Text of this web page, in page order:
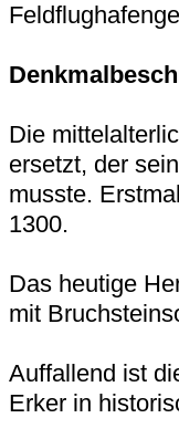
Die
ersetzt, der
musste.
1300.
Das heutige
mit
Auffallend ist
Erker in